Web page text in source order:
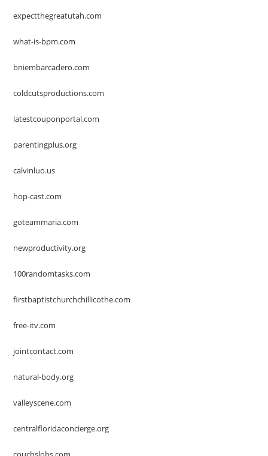
expectthegreatutah.com
what-is-bpm.com
bniembarcadero.com
coldcutsproductions.com
latestcouponportal.com
parentingplus.org
calvinluo.us
hop-cast.com
goteammaria.com
newproductivity.org
100randomtasks.com
firstbaptistchurchchillicothe.com
free-itv.com
jointcontact.com
natural-body.org
valleyscene.com
centralfloridaconcierge.org